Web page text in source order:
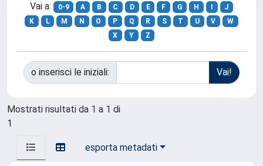
Vai a: 0-9 A B C D E F G H
J
K
L M N O P Q R S T U V
W
X
Y Z
o inserisci le iniziali:
Mostrati risultati da 1 a 1 di
1
esporta metadati